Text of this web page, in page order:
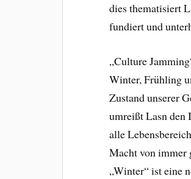
dies thematisiert
fundiert und
„Culture
Winter, Frühling
Zustand unserer
umreißt Lasn den
alle
Macht von immer
„Winter“ ist eine